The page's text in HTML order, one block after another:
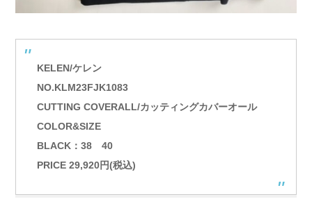
KELEN/ケレン
NO.KLM23FJK1083
CUTTING COVERALL/カッティングカバーオール
COLOR&SIZE
BLACK：38 40
PRICE 29,920円(税込)